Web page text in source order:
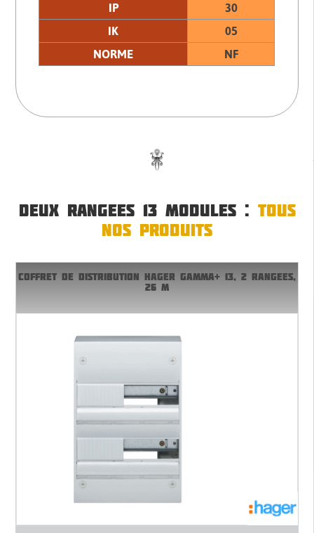
IP
30
IK
05
NORME
NF
DEUX RANGEES 13 MODULES : TOUS
NOS PRODUITS
COFFRET DE DISTRIBUTION HAGER GAMMA+ 13, 2 RANGEES,
26 M